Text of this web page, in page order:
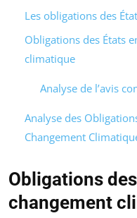
Les obligations des
Obligations des États
climatique
Analyse de l’avis
Analyse des
Changement
Obligations
changement